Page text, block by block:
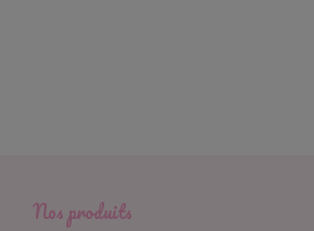
Nos produits